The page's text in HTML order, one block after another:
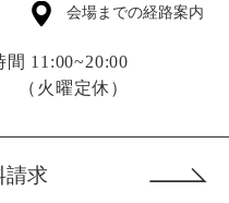
会場までの経路案内
11:00~20:00
（火曜定休）
請求